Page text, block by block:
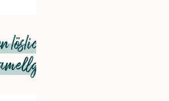
Kaffees mit